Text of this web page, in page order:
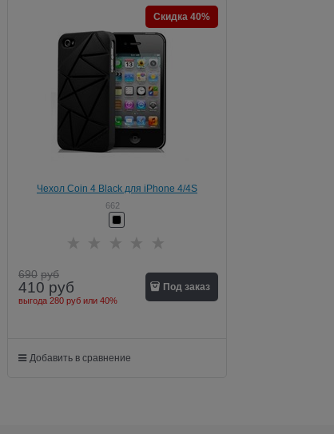
Чехол Coin 4 Black для iPhone 4/4S
662
Скидка 40%
690 руб
410 руб
выгода 280 руб или 40%
Под заказ
Добавить в сравнение